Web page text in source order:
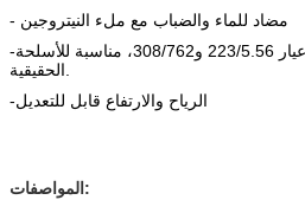
- مضاد للماء والضباب مع ملء النيتروجين
-حافظوا على الارتداد من عيار 223/5.56 و308/762، مناسبة للأسلحة
-الرياح والارتفاع قابل للتعديل
المواصفات: